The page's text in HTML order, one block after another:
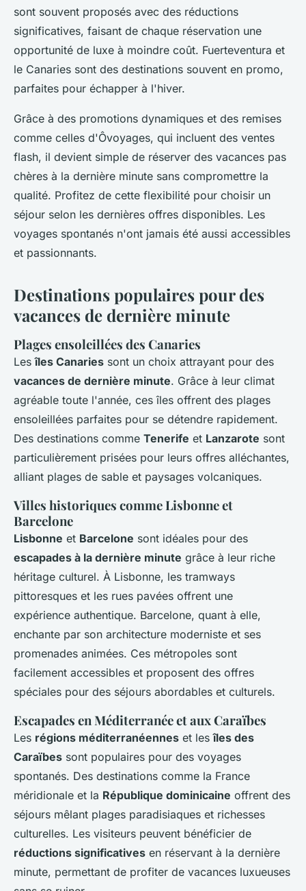
sont souvent proposés avec des réductions
significatives, faisant de chaque réservation une
opportunité de luxe à moindre coût. Fuerteventura et
le Canaries sont des destinations souvent en promo,
parfaites pour échapper à l'hiver.
Grâce à des promotions dynamiques et des remises
comme celles d'Ôvoyages, qui incluent des ventes
flash, il devient simple de réserver des vacances pas
chères à la dernière minute sans compromettre la
qualité. Profitez de cette flexibilité pour choisir un
séjour selon les dernières offres disponibles. Les
voyages spontanés n'ont jamais été aussi accessibles
et passionnants.
Destinations populaires pour des
vacances de dernière minute
Plages ensoleillées des Canaries
Lesîles Canaries sont un choix attrayant pour des
vacances de dernière minute. Grâce à leur climat
agréable toute l'année, ces îles offrent des plages
ensoleillées parfaites pour se détendre rapidement.
Des destinations comme Tenerife et Lanzarote sont
particulièrement prisées pour leurs offres alléchantes,
alliant plages de sable et paysages volcaniques.
Villes historiques comme Lisbonne et
Barcelone
Lisbonne et Barcelone sont idéales pour des
escapades à la dernière minute grâce à leur riche
héritage culturel. À Lisbonne, les tramways
pittoresques et les rues pavées offrent une
expérience authentique. Barcelone, quant à elle,
enchante par son architecture moderniste et ses
promenades animées. Ces métropoles sont
facilement accessibles et proposent des offres
spéciales pour des séjours abordables et culturels.
Escapades en Méditerranée et aux Caraïbes
Les régions méditerranéennes et lesîles des
Caraïbes sont populaires pour des voyages
spontanés. Des destinations comme la France
méridionale et la République dominicaine offrent des
séjours mêlant plages paradisiaques et richesses
culturelles. Les visiteurs peuvent bénéficier de
réductions significatives en réservant à la dernière
minute, permettant de profiter de vacances luxueuses